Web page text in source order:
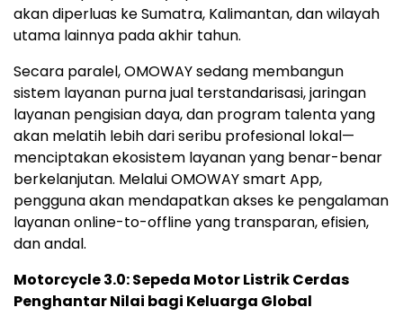
akan diperluas keSumatra, Kalimantan, dan wilayah
utama lainnya pada akhir tahun.
Secara paralel, OMOWAY sedang membangun
sistem layanan purna jual terstandarisasi, jaringan
layanan pengisian daya, dan program talenta yang
akan melatih lebih dari seribu profesional lokal—
menciptakan ekosistem layanan yang benar-benar
berkelanjutan. Melalui OMOWAY smart App,
pengguna akan mendapatkan akses ke pengalaman
layanan online-to-offline yang transparan, efisien,
dan andal.
Motorcycle 3.0: Sepeda Motor Listrik Cerdas
Penghantar Nilai bagi Keluarga Global